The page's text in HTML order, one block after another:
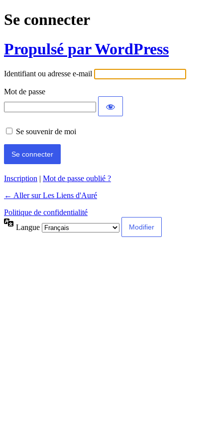
Se connecter
Propulsé par WordPress
Identifiant ou adresse e-mail
Mot de passe
Se souvenir de moi
Inscription | Mot de passe oublié ?
← Aller sur Les Liens d'Auré
Politique de confidentialité
Langue